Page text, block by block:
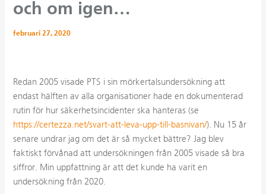
och om igen…
februari 27, 2020
Redan 2005 visade PTS i sin mörkertalsundersökning att
endast hälften av alla organisationer hade en dokumenterad
rutin för hur säkerhetsincidenter ska hanteras (se
https://certezza.net/svart-att-leva-upp-till-basnivan/). Nu 15 år
senare undrar jag om det är så mycket bättre? Jag blev
faktiskt förvånad att undersökningen från 2005 visade så bra
siffror. Min uppfattning är att det kunde ha varit en
undersökning från 2020.